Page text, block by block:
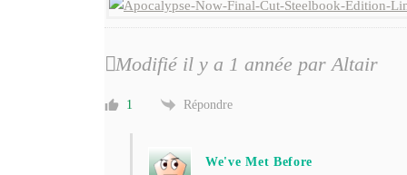
Modifié il y a 1 année par Altair
1 Répondre
We've Met Before